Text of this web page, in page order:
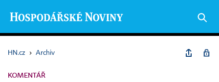
HN.cz › Archiv
KOMENTÁŘ